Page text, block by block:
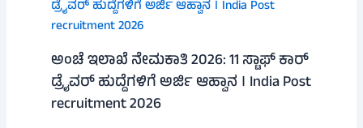
ಅಂಚೆ ಇಲಾಖೆ ನೇಮಕಾತಿ 2026: 11 ಸ್ಟಾಫ್ ಕಾರ್
ಡ್ರೈವರ್ ಹುದ್ದೆಗಳಿಗೆ ಅರ್ಜಿ ಆಹ್ವಾನ । India Post
recruitment 2026